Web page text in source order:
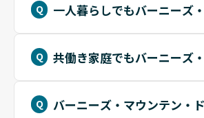
一人暮らしでもバーニーズ
共働き家庭でもバーニーズ
バーニーズ・マウンテン・